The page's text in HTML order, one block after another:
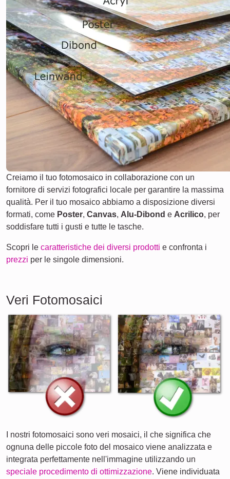
Creiamo il tuo fotomosaico in collaborazione con un
fornitore di servizi fotografici locale per garantire la massima
qualità. Per il tuo mosaico abbiamo a disposizione diversi
formati, come Poster, Canvas, Alu-Dibond e Acrilico, per
soddisfare tutti i gusti e tutte le tasche.
Scopri le caratteristiche dei diversi prodotti e confronta i
prezzi per le singole dimensioni.
Veri Fotomosaici
I nostri fotomosaici sono veri mosaici, il che significa che
ognuna delle piccole foto del mosaico viene analizzata e
integrata perfettamente nell'immagine utilizzando un
speciale procedimento di ottimizzazione. Viene individuata